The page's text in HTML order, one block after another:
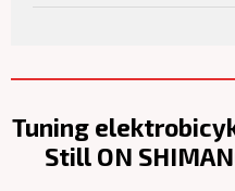
Tuning
Still ON